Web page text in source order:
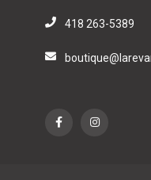
418 263-5389